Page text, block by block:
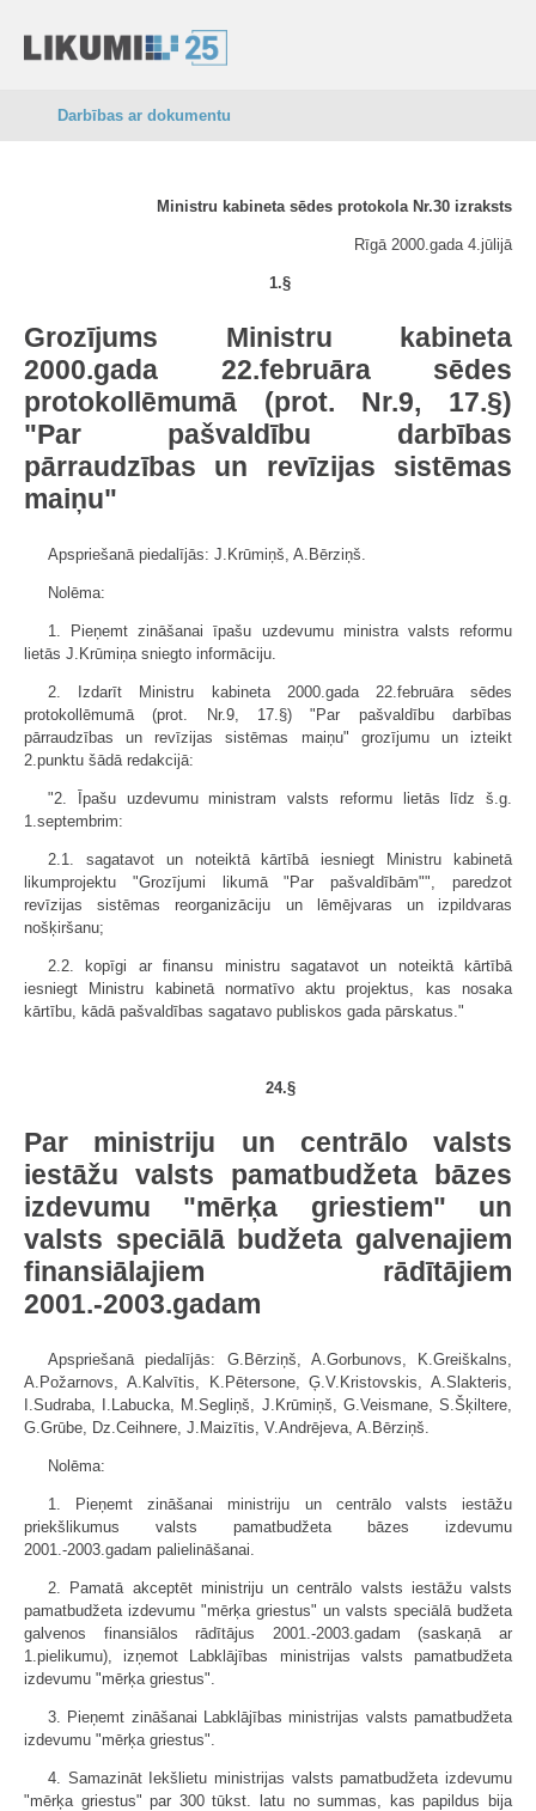
Darbības ar dokumentu
Ministru kabineta sēdes protokola Nr.30 izraksts
Rīgā 2000.gada 4.jūlijā
1.§
Grozījums Ministru kabineta
2000.gada 22.februāra sēdes
protokollēmumā (prot. Nr.9, 17.§)
"Par pašvaldību darbības
pārraudzības un revīzijas sistēmas
maiņu"
Apspriešanā piedalījās: J.Krūmiņš, A.Bērziņš.
Nolēma:
1. Pieņemt zināšanai īpašu uzdevumu ministra valsts reformu
lietās J.Krūmiņa sniegto informāciju.
2. Izdarīt Ministru kabineta 2000.gada 22.februāra sēdes
protokollēmumā (prot. Nr.9, 17.§) "Par pašvaldību darbības
pārraudzības un revīzijas sistēmas maiņu" grozījumu un izteikt
2.punktu šādā redakcijā:
"2. Īpašu uzdevumu ministram valsts reformu lietās līdz š.g.
1.septembrim:
2.1. sagatavot un noteiktā kārtībā iesniegt Ministru kabinetā
likumprojektu "Grozījumi likumā "Par pašvaldībām"", paredzot
revīzijas sistēmas reorganizāciju un lēmējvaras un izpildvaras
nošķiršanu;
2.2. kopīgi ar finansu ministru sagatavot un noteiktā kārtībā
iesniegt Ministru kabinetā normatīvo aktu projektus, kas nosaka
kārtību, kādā pašvaldības sagatavo publiskos gada pārskatus."
24.§
Par ministriju un centrālo valsts
iestāžu valsts pamatbudžeta bāzes
izdevumu "mērķa griestiem" un
valsts speciālā budžeta galvenajiem
finansiālajiem rādītājiem
2001.-2003.gadam
Apspriešanā piedalījās: G.Bērziņš, A.Gorbunovs, K.Greiškalns,
A.Požarnovs, A.Kalvītis, K.Pētersone, Ģ.V.Kristovskis, A.Slakteris,
I.Sudraba, I.Labucka, M.Segliņš, J.Krūmiņš, G.Veismane, S.Šķiltere,
G.Grūbe, Dz.Ceihnere, J.Maizītis, V.Andrējeva, A.Bērziņš.
Nolēma:
1. Pieņemt zināšanai ministriju un centrālo valsts iestāžu
priekšlikumus valsts pamatbudžeta bāzes izdevumu
2001.-2003.gadam palielināšanai.
2. Pamatā akceptēt ministriju un centrālo valsts iestāžu valsts
pamatbudžeta izdevumu "mērķa griestus" un valsts speciālā budžeta
galvenos finansiālos rādītājus 2001.-2003.gadam (saskaņā ar
1.pielikumu), izņemot Labklājības ministrijas valsts pamatbudžeta
izdevumu "mērķa griestus".
3. Pieņemt zināšanai Labklājības ministrijas valsts pamatbudžeta
izdevumu "mērķa griestus".
4. Samazināt Iekšlietu ministrijas valsts pamatbudžeta izdevumu
"mērķa griestus" par 300 tūkst. latu no summas, kas papildus bija